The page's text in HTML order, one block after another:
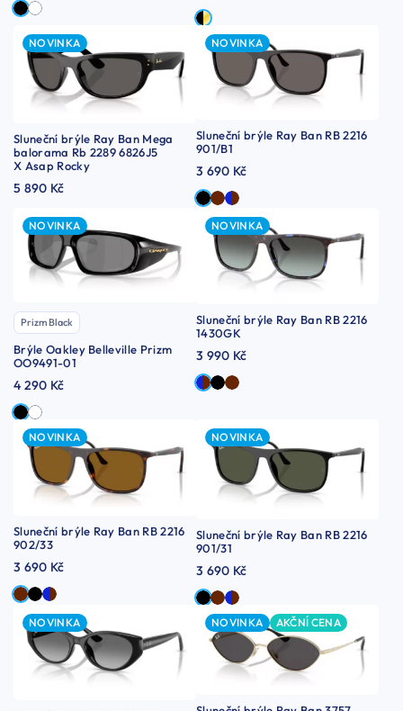
NOVINKA
Sluneční brýle Ray Ban Mega
balorama Rb 2289 6826J5
X Asap Rocky
5 890 Kč
NOVINKA
Sluneční brýle Ray Ban RB 2216
901/B1
3 690 Kč
NOVINKA
Prizm Black
Brýle Oakley Belleville Prizm
OO9491-01
4 290 Kč
NOVINKA
Sluneční brýle Ray Ban RB 2216
1430GK
3 990 Kč
NOVINKA
Sluneční brýle Ray Ban RB 2216
902/33
3 690 Kč
NOVINKA
Sluneční brýle Ray Ban RB 2216
901/31
3 690 Kč
NOVINKA NOVINKA AKČNÍ CENA